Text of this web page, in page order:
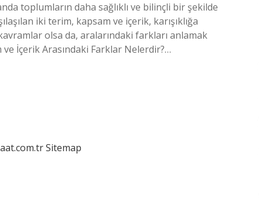
toplumların daha sağlıklı ve bilinçli bir şekilde
iki terim, kapsam ve içerik, karışıklığa
olsa da, aralarındaki farkları anlamak
İçerik Arasındaki Farklar Nelerdir?…
Sitemap